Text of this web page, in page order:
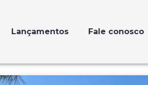
Lançamentos Fale conosco